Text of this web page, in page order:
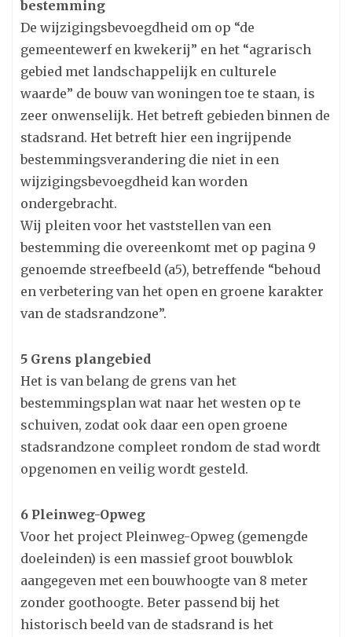
bestemming
De wijzigingsbevoegdheid om op “de
gemeentewerf en kwekerij” en het “agrarisch
gebied met landschappelijk en culturele
waarde” de bouw van woningen toe te staan, is
zeer onwenselijk. Het betreft gebieden binnen de
stadsrand. Het betreft hier een ingrijpende
bestemmingsverandering die niet in een
wijzigingsbevoegdheid kan worden
ondergebracht.
Wij pleiten voor het vaststellen van een
bestemming die overeenkomt met op pagina 9
genoemde streefbeeld (a5), betreffende “behoud
en verbetering van het open en groene karakter
van de stadsrandzone”.
5 Grens plangebied
Het is van belang de grens van het
bestemmingsplan wat naar het westen op te
schuiven, zodat ook daar een open groene
stadsrandzone compleet rondom de stad wordt
opgenomen en veilig wordt gesteld.
6 Pleinweg-Opweg
Voor het project Pleinweg-Opweg (gemengde
doeleinden) is een massief groot bouwblok
aangegeven met een bouwhoogte van 8 meter
zonder goothoogte. Beter passend bij het
historisch beeld van de stadsrand is het